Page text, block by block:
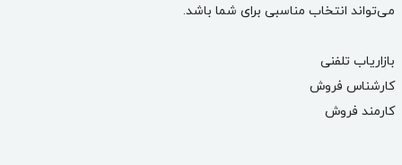
می‌تواند انتخاب مناسبی برای شما باشد.
بازاریاب تلفنی
کارشناس فروش
کارمند فروش